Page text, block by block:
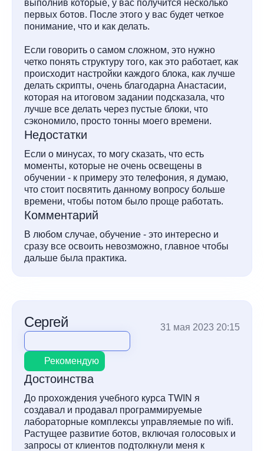
выполнив которые, у вас получится несколько
первых ботов. После этого у вас будет четкое
понимание, что и как делать.
Если говорить о самом сложном, это нужно
четко понять структуру того, как это работает, как
происходит настройки каждого блока, как лучше
делать скрипты, очень благодарна Анастасии,
которая на итоговом задании подсказала, что
лучше все делать через пустые блоки, что
сэкономило, просто тонны моего времени.
Недостатки
Если о минусах, то могу сказать, что есть
моменты, которые не очень освещены в
обучении - к примеру это телефония, я думаю,
что стоит посвятить данному вопросу больше
времени, чтобы потом было проще работать.
Комментарий
В любом случае, обучение - это интересно и
сразу все освоить невозможно, главное чтобы
дальше была практика.
Сергей 31 мая 2023 20:15
Рекомендую
Достоинства
До прохождения учебного курса TWIN я
создавал и продавал программируемые
лабораторные комплексы управляемые по wifi.
Растущее развитие ботов, включая голосовых и
запросы от клиентов подтолкнули меня к